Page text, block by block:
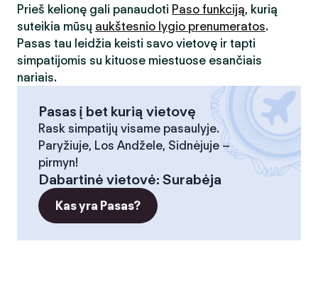
Prieš kelionę gali panaudoti Paso funkciją, kurią
suteikia mūsų aukštesnio lygio prenumeratos.
Pasas tau leidžia keisti savo vietovę ir tapti
simpatijomis su kituose miestuose esančiais
nariais.
Pasas į bet kurią vietovę
Rask simpatijų visame pasaulyje.
Paryžiuje, Los Andžele, Sidnėjuje –
pirmyn!
Dabartinė vietovė: Surabėja
Kas yra Pasas?